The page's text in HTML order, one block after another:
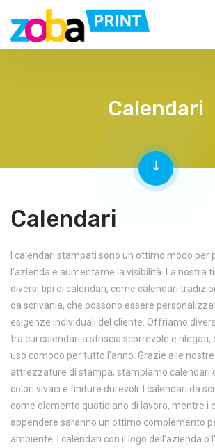
Calendari
Calendari
I calendari stampati sono un ottimo modo per
l'azienda e aumentarne la visibilità. La nostra
diversi tipi di calendari, come calendari
da scrivania, che possono essere
esigenze individuali del cliente. Offriamo
tra cui calendari a striscia scorrevole e rilegati,
uso comodo per tutto l'anno. Grazie alle
attrezzature di stampa, stampiamo calendari
colori vivaci e finiture durevoli. I calendari da
come elemento quotidiano di lavoro, mentre i
appendere saranno un ottimo complemento
ambiente. I calendari con il logo dell'azienda o